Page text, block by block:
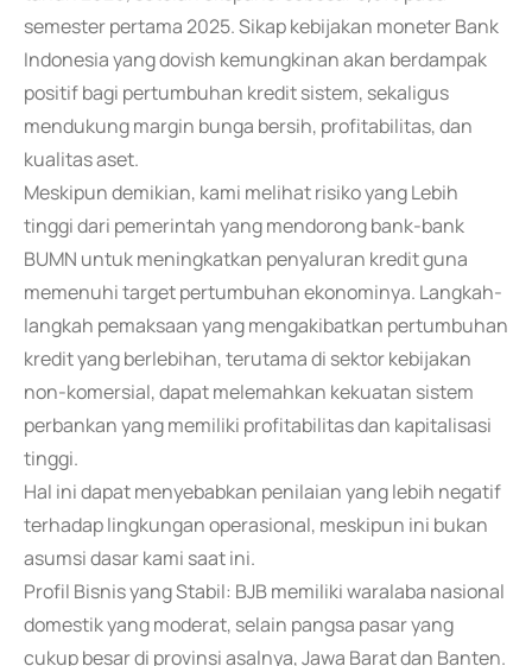
semester pertama 2025. Sikap kebijakan moneter Bank
Indonesia yang dovish kemungkinan akan berdampak
positif bagi pertumbuhan kredit sistem, sekaligus
mendukung margin bunga bersih, profitabilitas, dan
kualitas aset.
Meskipun demikian, kami melihat risiko yang Lebih
tinggi dari pemerintah yang mendorong bank-bank
BUMN untuk meningkatkan penyaluran kredit guna
memenuhi target pertumbuhan ekonominya. Langkah-
langkah pemaksaan yang mengakibatkan pertumbuhan
kredit yang berlebihan, terutama di sektor kebijakan
non-komersial, dapat melemahkan kekuatan sistem
perbankan yang memiliki profitabilitas dan kapitalisasi
tinggi.
Hal ini dapat menyebabkan penilaian yang lebih negatif
terhadap lingkungan operasional, meskipun ini bukan
asumsi dasar kami saat ini.
Profil Bisnis yang Stabil: BJB memiliki waralaba nasional
domestik yang moderat, selain pangsa pasar yang
cukup besar di provinsi asalnya, Jawa Barat dan Banten.